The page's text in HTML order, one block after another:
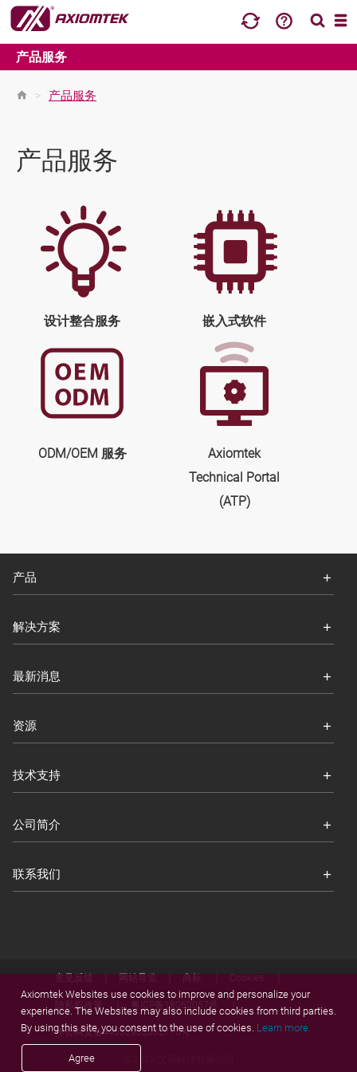
产品服务
> 产品服务
产品服务
设计整合服务 嵌入式软件
ODM/OEM 服务
Axiomtek
Technical Portal
(ATP)
产品
解决方案
最新消息
资源
技术支持
公司简介
联系我们
隐私权政策 粤ICP备18062057号
粤公网安备44030902002770号
Axiomtek Websites use cookies to improve and personalize your
experience. The Websites may also include cookies from third parties.
By using this site, you consent to the use of cookies. Learn more.
Agree